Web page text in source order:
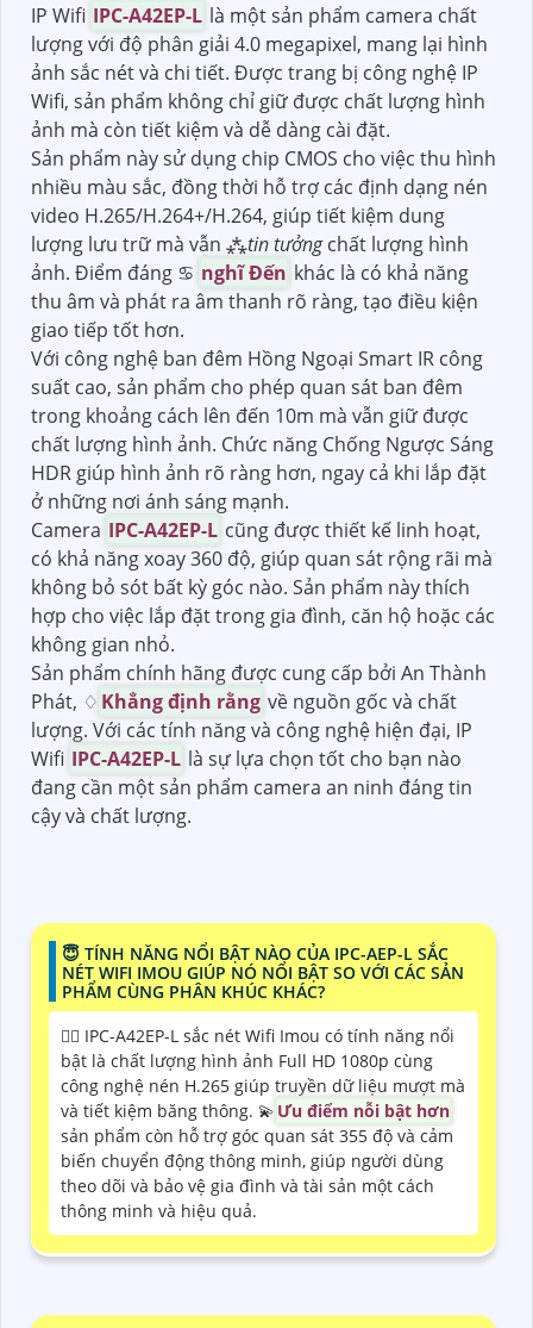
IP Wifi IPC-A42EP-L là một sản phẩm camera chất
lượng với độ phân giải 4.0 megapixel, mang lại hình
ảnh sắc nét và chi tiết. Được trang bị công nghệ IP
Wifi, sản phẩm không chỉ giữ được chất lượng hình
ảnh mà còn tiết kiệm và dễ dàng cài đặt.
Sản phẩm này sử dụng chip CMOS cho việc thu hình
nhiều màu sắc, đồng thời hỗ trợ các định dạng nén
video H.265/H.264+/H.264, giúp tiết kiệm dung
lượng lưu trữ mà vẫn ⁂tin tưởngchất lượng hình
ảnh. Điểm đáng ♋ nghĩ Đến khác là có khả năng
thu âm và phát ra âm thanh rõ ràng, tạo điều kiện
giao tiếp tốt hơn.
Với công nghệ ban đêm Hồng Ngoại Smart IR công
suất cao, sản phẩm cho phép quan sát ban đêm
trong khoảng cách lên đến 10m mà vẫn giữ được
chất lượng hình ảnh. Chức năng Chống Ngược Sáng
HDR giúp hình ảnh rõ ràng hơn, ngay cả khi lắp đặt
ở những nơi ánh sáng mạnh.
Camera IPC-A42EP-L cũng được thiết kế linh hoạt,
có khả năng xoay 360 độ, giúp quan sát rộng rãi mà
không bỏ sót bất kỳ góc nào. Sản phẩm này thích
hợp cho việc lắp đặt trong gia đình, căn hộ hoặc các
không gian nhỏ.
Sản phẩm chính hãng được cung cấp bởi An Thành
Phát, ♢ Khẳng định rằng về nguồn gốc và chất
lượng. Với các tính năng và công nghệ hiện đại, IP
Wifi IPC-A42EP-L là sự lựa chọn tốt cho bạn nào
đang cần một sản phẩm camera an ninh đáng tin
cậy và chất lượng.
😇 TÍNH NĂNG NỔI BẬT NÀO CỦA IPC-AEP-L SẮC
NÉT WIFI IMOU GIÚP NÓ NỔI BẬT SO VỚI CÁC SẢN
PHẨM CÙNG PHÂN KHÚC KHÁC?
🙆‍♀️ IPC-A42EP-L sắc nét Wifi Imou có tính năng nổi
bật là chất lượng hình ảnh Full HD 1080p cùng
công nghệ nén H.265 giúp truyền dữ liệu mượt mà
và tiết kiệm băng thông. 💫 Ưu điểm nỗi bật hơn
sản phẩm còn hỗ trợ góc quan sát 355 độ và cảm
biến chuyển động thông minh, giúp người dùng
theo dõi và bảo vệ gia đình và tài sản một cách
thông minh và hiệu quả.